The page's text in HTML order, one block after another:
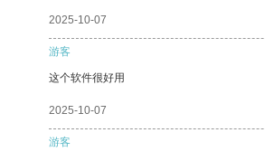
2025-10-07
游客
这个软件很好用
2025-10-07
游客